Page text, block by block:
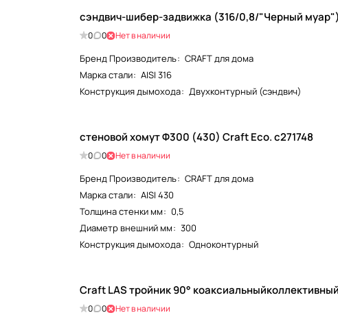
сэндвич-шибер-задвижка (316/0,8/"Черный
0 0 Нет в наличии
Бренд Производитель: CRAFT для дома
Марка стали: AISI 316
Конструкция дымохода: Двухконтурный (сэндвич)
стеновой хомут Ф300 (430) Craft Eco. c271748
0 0 Нет в наличии
Бренд Производитель: CRAFT для дома
Марка стали: AISI 430
Толщина стенки мм: 0,5
Диаметр внешний мм: 300
Конструкция дымохода: Одноконтурный
Craft LAS тройник 90°
0 0 Нет в наличии